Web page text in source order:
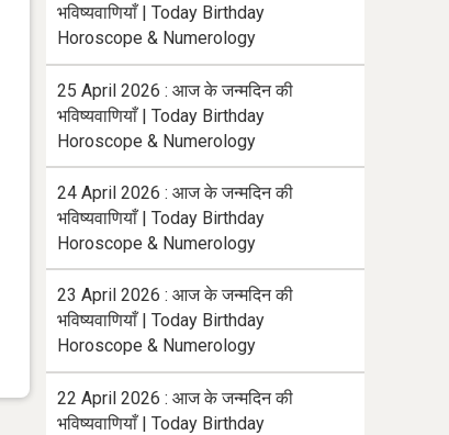
भविष्यवाणियाँ | Today Birthday
Horoscope & Numerology
25 April 2026 : आज के जन्मदिन की
भविष्यवाणियाँ | Today Birthday
Horoscope & Numerology
24 April 2026 : आज के जन्मदिन की
भविष्यवाणियाँ | Today Birthday
Horoscope & Numerology
23 April 2026 : आज के जन्मदिन की
भविष्यवाणियाँ | Today Birthday
Horoscope & Numerology
22 April 2026 : आज के जन्मदिन की
भविष्यवाणियाँ | Today Birthday